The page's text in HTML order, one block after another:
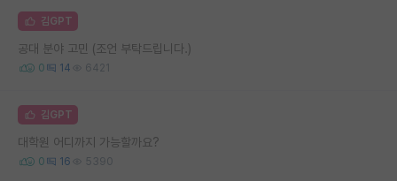
김GPT
공대 분야 고민 (조언 부탁드립니다.)
0 14 6421
김GPT
대학원 어디까지 가능할까요?
0 16 5390